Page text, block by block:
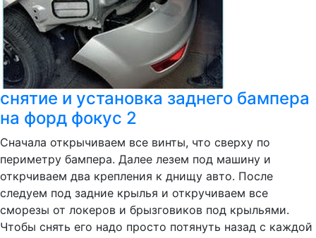
снятие и установка заднего бампера
на форд фокус 2
Сначала открычиваем все винты, что сверху по
периметру бампера. Далее лезем под машину и
открчиваем два крепления к днищу авто. После
следуем под задние крылья и откручиваем все
сморезы от локеров и брызговиков под крыльями.
Чтобы снять его надо просто потянуть назад с каждой